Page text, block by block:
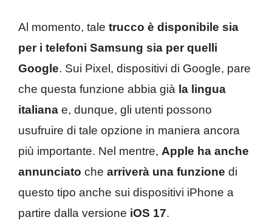
Al momento, tale trucco è disponibile sia
per i telefoni Samsung sia per quelli
Google. Sui Pixel, dispositivi di Google, pare
che questa funzione abbia già la lingua
italiana e, dunque, gli utenti possono
usufruire di tale opzione in maniera ancora
più importante. Nel mentre, Apple ha anche
annunciato che arriverà una funzione di
questo tipo anche sui dispositivi iPhone a
partire dalla versione iOS 17.